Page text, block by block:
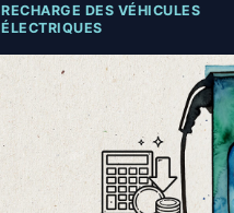
RECHARGE DES VÉHICULES
ÉLECTRIQUES